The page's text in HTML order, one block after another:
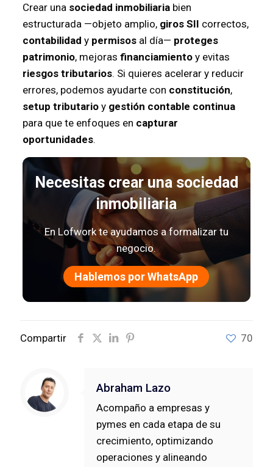
Crear una sociedad inmobiliariabien
estructurada —objeto amplio, giros SII correctos,
contabilidad y permisosal día— proteges
patrimonio, mejoras financiamientoy evitas
riesgos tributarios. Si quieres acelerar y reducir
errores, podemos ayudarte con constitución,
setup tributarioy gestión contable continua
para que te enfoques en capturar
oportunidades.
Necesitas crear una sociedad
inmobiliaria
En Lofwork te ayudamos a formalizar tu
negocio.
Hablemos por WhatsApp
Compartir 70
Abraham Lazo
Acompaño a empresas y
pymes en cada etapa de su
crecimiento, optimizando
operaciones y alineando